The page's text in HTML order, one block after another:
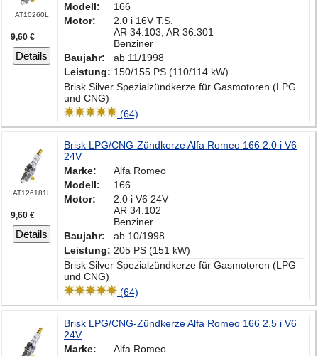
AT10260L
9,60 €
Details
Modell:
166
Motor:
2.0 i 16V T.S.
AR 34.103, AR 36.301
Benziner
Baujahr:
ab 11/1998
Leistung: 150/155 PS (110/114 kW)
Brisk Silver Spezialzündkerze für Gasmotoren (LPG
und CNG)
(64)
AT126181L
9,60 €
Details
Brisk LPG/CNG-Zündkerze Alfa Romeo 166 2.0 i V6
24V
Marke:
Alfa Romeo
Modell:
166
Motor:
2.0 i V6 24V
AR 34.102
Benziner
Baujahr:
ab 10/1998
Leistung: 205 PS (151 kW)
Brisk Silver Spezialzündkerze für Gasmotoren (LPG
und CNG)
(64)
Brisk LPG/CNG-Zündkerze Alfa Romeo 166 2.5 i V6
24V
Marke:
Alfa Romeo